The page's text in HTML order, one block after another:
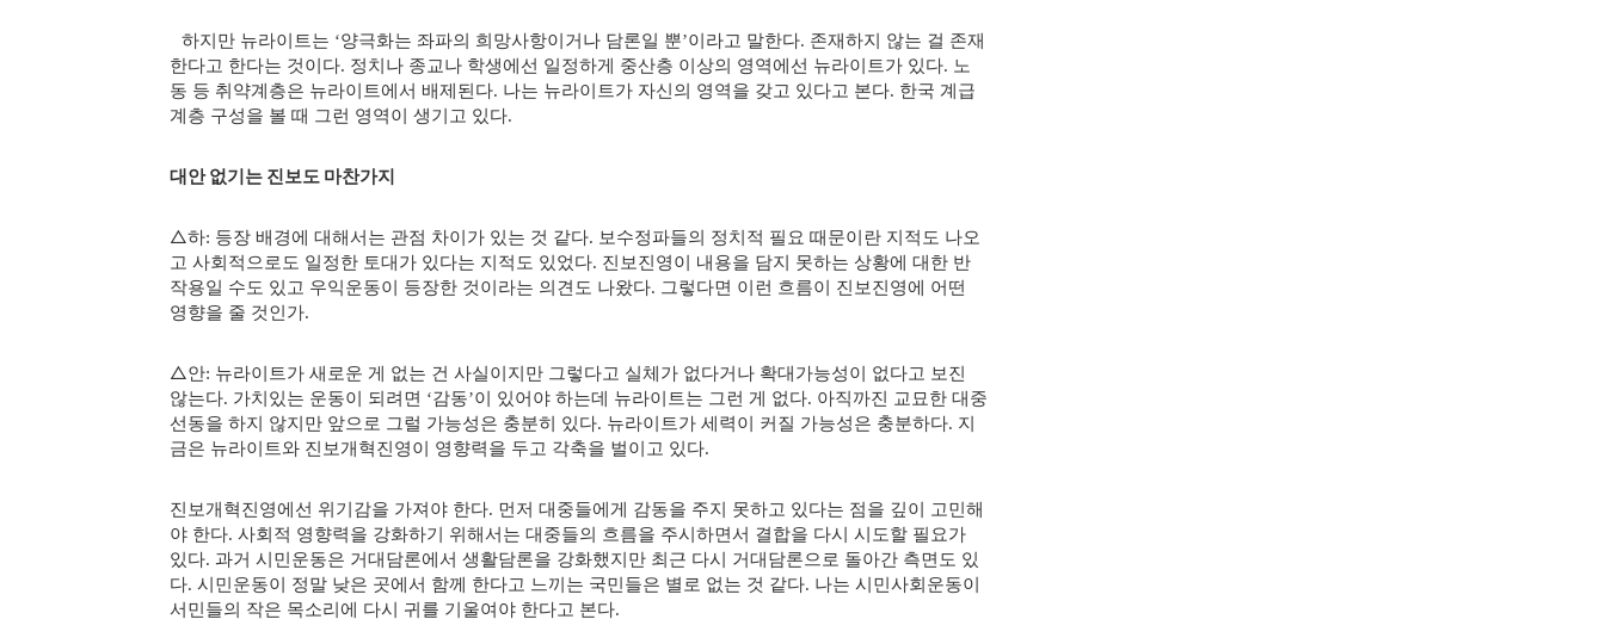
하지만 뉴라이트는 ‘양극화는 좌파의 희망사항이거나 담론일 뿐’이라고 말한다. 존재하지 않는 걸 존재
한다고 한다는 것이다. 정치나 종교나 학생에선 일정하게 중산층 이상의 영역에선 뉴라이트가 있다. 노
동 등 취약계층은 뉴라이트에서 배제된다. 나는 뉴라이트가 자신의 영역을 갖고 있다고 본다. 한국 계급
계층 구성을 볼 때 그런 영역이 생기고 있다.
대안 없기는 진보도 마찬가지
△하: 등장 배경에 대해서는 관점 차이가 있는 것 같다. 보수정파들의 정치적 필요 때문이란 지적도 나오
고 사회적으로도 일정한 토대가 있다는 지적도 있었다. 진보진영이 내용을 담지 못하는 상황에 대한 반
작용일 수도 있고 우익운동이 등장한 것이라는 의견도 나왔다. 그렇다면 이런 흐름이 진보진영에 어떤
영향을 줄 것인가.
△안: 뉴라이트가 새로운 게 없는 건 사실이지만 그렇다고 실체가 없다거나 확대가능성이 없다고 보진
않는다. 가치있는 운동이 되려면 ‘감동’이 있어야 하는데 뉴라이트는 그런 게 없다. 아직까진 교묘한 대중
선동을 하지 않지만 앞으로 그럴 가능성은 충분히 있다. 뉴라이트가 세력이 커질 가능성은 충분하다. 지
금은 뉴라이트와 진보개혁진영이 영향력을 두고 각축을 벌이고 있다.
진보개혁진영에선 위기감을 가져야 한다. 먼저 대중들에게 감동을 주지 못하고 있다는 점을 깊이 고민해
야 한다. 사회적 영향력을 강화하기 위해서는 대중들의 흐름을 주시하면서 결합을 다시 시도할 필요가
있다. 과거 시민운동은 거대담론에서 생활담론을 강화했지만 최근 다시 거대담론으로 돌아간 측면도 있
다. 시민운동이 정말 낮은 곳에서 함께 한다고 느끼는 국민들은 별로 없는 것 같다. 나는 시민사회운동이
서민들의 작은 목소리에 다시 귀를 기울여야 한다고 본다.